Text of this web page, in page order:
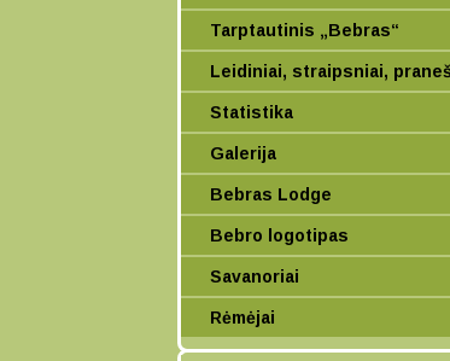
Tarptautinis „Bebras“
Leidiniai, straipsniai,
Statistika
Galerija
Bebras Lodge
Bebro logotipas
Savanoriai
Rėmėjai